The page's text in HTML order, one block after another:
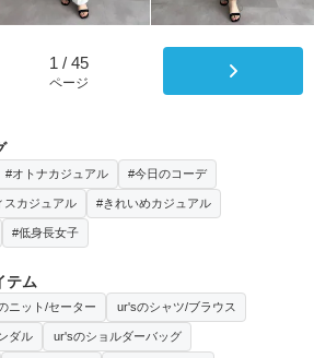
1 / 45
ページ
#オトナカジュアル #今日のコーデ
スカジュアル #きれいめカジュアル
#低身長女子
テム
ニット/セーター ur'sのシャツ/ブラウス
ダル ur'sのショルダーバッグ